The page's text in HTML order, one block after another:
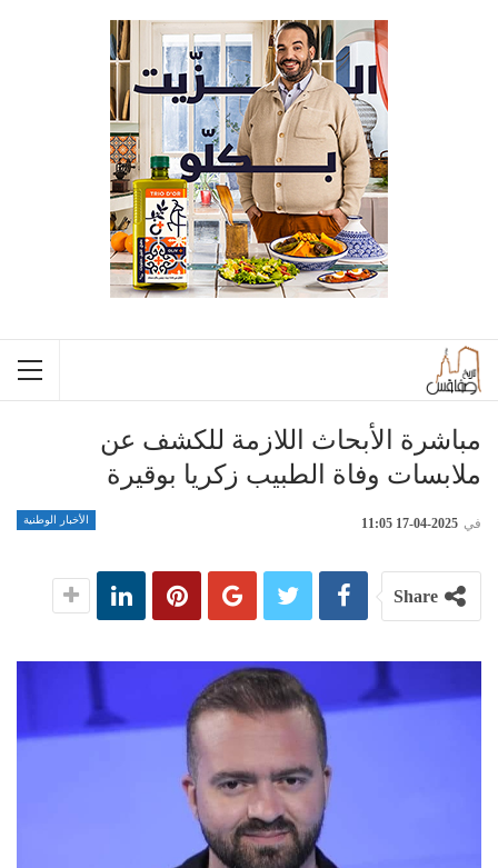
مباشرة الأبحاث اللازمة للكشف عن
ملابسات وفاة الطبيب زكريا بوقيرة
الأخبار الوطنية في 2025-04-17 11:05
Share